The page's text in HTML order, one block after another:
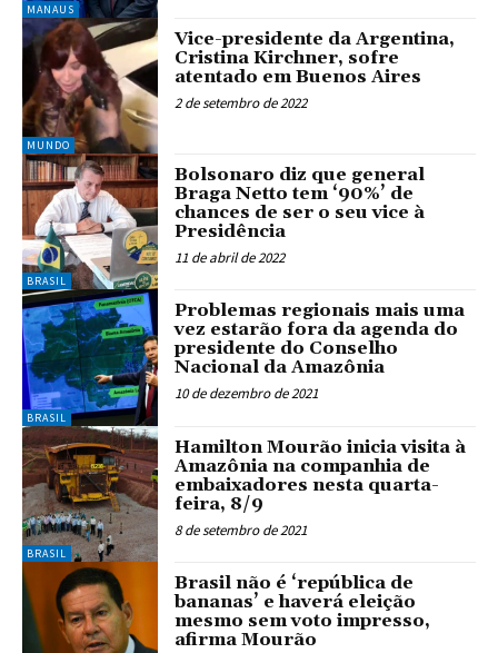
MANAUS
MUNDO
Vice-presidente da Argentina,
Cristina Kirchner, sofre
atentado em Buenos Aires
2 de setembro de 2022
BRASIL
Bolsonaro diz que general
Braga Netto tem ‘90%’ de
chances de ser o seu vice à
Presidência
11 de abril de 2022
BRASIL
Problemas regionais mais uma
vez estarão fora da agenda do
presidente do Conselho
Nacional da Amazônia
10 de dezembro de 2021
BRASIL
Hamilton Mourão inicia visita à
Amazônia na companhia de
embaixadores nesta quarta-
feira, 8/9
8 de setembro de 2021
Brasil não é ‘república de
bananas’ e haverá eleição
mesmo sem voto impresso,
afirma Mourão